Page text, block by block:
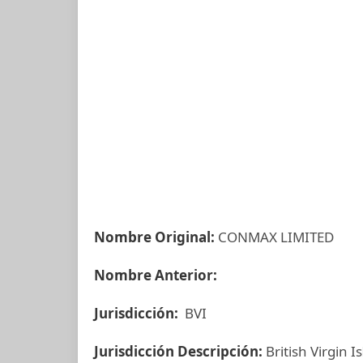
Nombre Original: CONMAX LIMITED
Nombre Anterior:
Jurisdicción: BVI
Jurisdicción Descripción: British Virgin